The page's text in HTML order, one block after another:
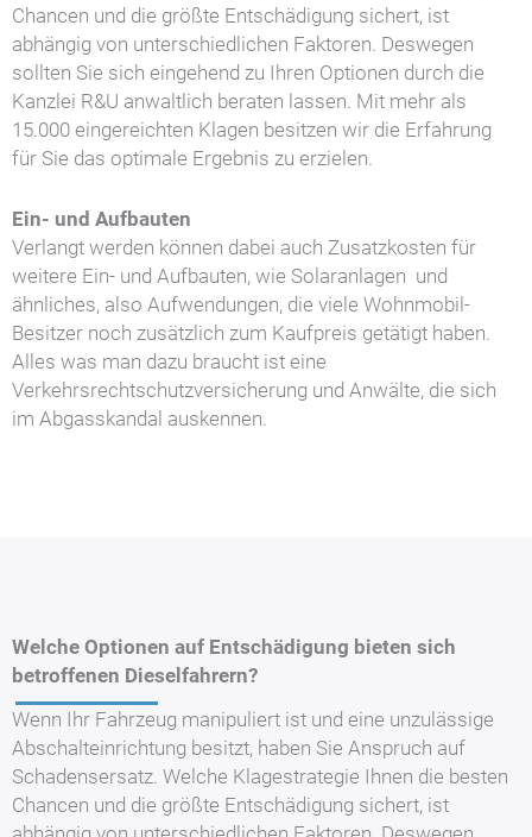
Chancen und die größte Entschädigung sichert, ist
abhängig von unterschiedlichen Faktoren. Deswegen
sollten Sie sich eingehend zu Ihren Optionen durch die
Kanzlei R&U anwaltlich beraten lassen. Mit mehr als
15.000 eingereichten Klagen besitzen wir die Erfahrung
für Sie das optimale Ergebnis zu erzielen.
Ein- und Aufbauten
Verlangt werden können dabei auch Zusatzkosten für
weitere Ein- und Aufbauten, wie Solaranlagen und
ähnliches, also Aufwendungen, die viele Wohnmobil-
Besitzer noch zusätzlich zum Kaufpreis getätigt haben.
Alles was man dazu braucht ist eine
Verkehrsrechtschutzversicherung und Anwälte, die sich
im Abgasskandal auskennen.
Welche Optionen auf Entschädigung bieten sich
betroffenen Dieselfahrern?
Wenn Ihr Fahrzeug manipuliert ist und eine unzulässige
Abschalteinrichtung besitzt, haben Sie Anspruch auf
Schadensersatz. Welche Klagestrategie Ihnen die besten
Chancen und die größte Entschädigung sichert, ist